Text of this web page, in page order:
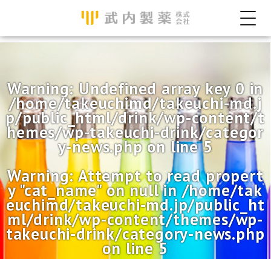
Warning: Undefined array key 0 in
/home/takeuchimd/takeuchi-md.j
p/public_html/drink/wp-content/t
hemes/wp-takeuchi-drink/categor
y-news.phpon line5
Warning: Attempt to read propert
y "cat_name" on null in/home/tak
euchimd/takeuchi-md.jp/public_ht
ml/drink/wp-content/themes/wp-
takeuchi-drink/category-news.php
on line5